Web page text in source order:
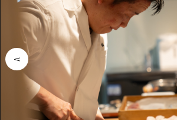
特辑
列表
推荐
艺术
示范行程
列表
探索